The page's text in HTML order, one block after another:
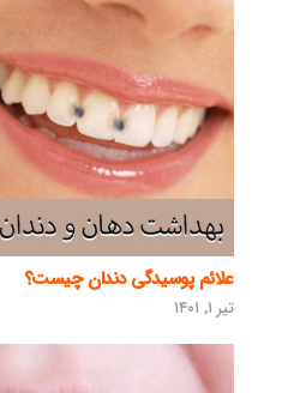
علائم پوسیدگی دندان چیست؟
تیر ۱, ۱۴۰۱